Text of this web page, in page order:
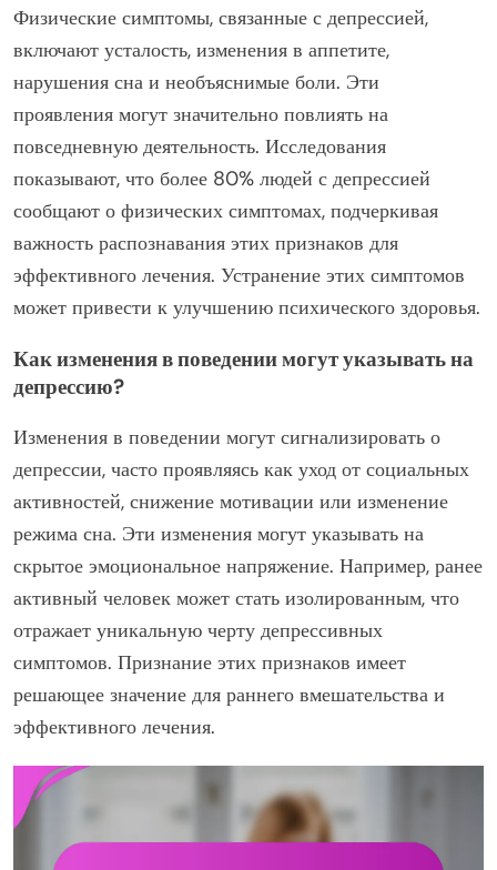
Физические симптомы, связанные с депрессией,
включают усталость, изменения в аппетите,
нарушения сна и необъяснимые боли. Эти
проявления могут значительно повлиять на
повседневную деятельность. Исследования
показывают, что более 80% людей с депрессией
сообщают о физических симптомах, подчеркивая
важность распознавания этих признаков для
эффективного лечения. Устранение этих симптомов
может привести к улучшению психического здоровья.
Как изменения в поведении могут указывать на
депрессию?
Изменения в поведении могут сигнализировать о
депрессии, часто проявляясь как уход от социальных
активностей, снижение мотивации или изменение
режима сна. Эти изменения могут указывать на
скрытое эмоциональное напряжение. Например, ранее
активный человек может стать изолированным, что
отражает уникальную черту депрессивных
симптомов. Признание этих признаков имеет
решающее значение для раннего вмешательства и
эффективного лечения.